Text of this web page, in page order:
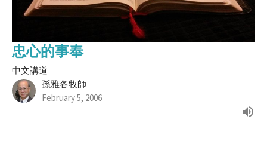
忠心的事奉
中文講道
孫雅各牧師
February 5, 2006